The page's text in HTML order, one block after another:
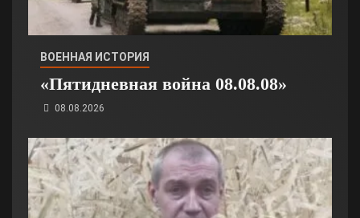
ВОЕННАЯ ИСТОРИЯ
«Пятидневная война 08.08.08»
08.08.2026